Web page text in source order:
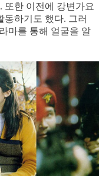
또한 이전에 강변가요
동하기도 했다. 그러
마를 통해 얼굴을 알